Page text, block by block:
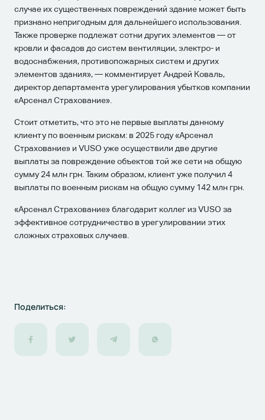
случае их существенных повреждений здание может быть
признано непригодным для дальнейшего использования.
Также проверке подлежат сотни других элементов — от
кровли и фасадов до систем вентиляции, электро- и
водоснабжения, противопожарных систем и других
элементов здания», — комментирует Андрей Коваль,
директор департамента урегулирования убытков компании
«Арсенал Страхование».
Стоит отметить, что это не первые выплаты данному
клиенту по военным рискам: в 2025 году «Арсенал
Страхование» и VUSO уже осуществили две другие
выплаты за повреждение объектов той же сети на общую
сумму 24 млн грн. Таким образом, клиент уже получил 4
выплаты по военным рискам на общую сумму 142 млн грн.
«Арсенал Страхование» благодарит коллег из VUSO за
эффективное сотрудничество в урегулировании этих
сложных страховых случаев.
Поделиться: